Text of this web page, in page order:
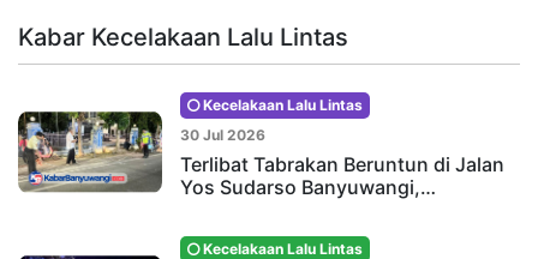
Kabar Kecelakaan Lalu Lintas
Kecelakaan Lalu Lintas
30 Jul 2026
Terlibat Tabrakan Beruntun di Jalan
Yos Sudarso Banyuwangi,…
Kecelakaan Lalu Lintas